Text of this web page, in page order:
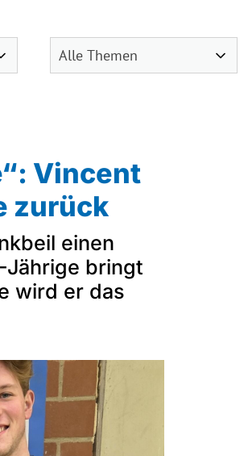
Vincent
zurück
einen
Jährige bringt
wird er das